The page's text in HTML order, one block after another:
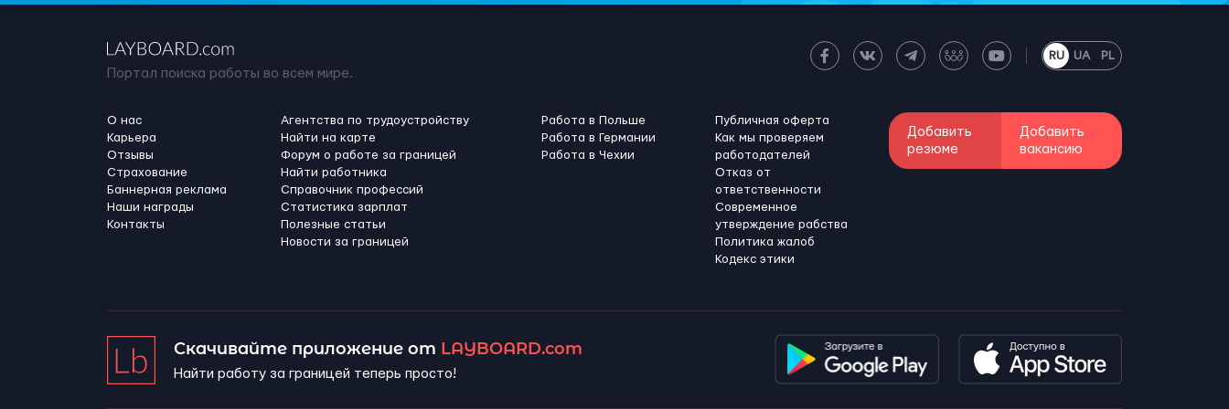
Портал поиска работы во всем мире.
RU UA PL
О нас
Карьера
Отзывы
Страхование
Баннерная реклама
Наши награды
Контакты
Агентства по трудоустройству
Найти на карте
Форум о работе за границей
Найти работника
Справочник профессий
Статистика зарплат
Полезные статьи
Новости за границей
Работа в Польше
Работа в Германии
Работа в Чехии
Публичная оферта
Как мы проверяем
работодателей
Отказ от
ответственности
Современное
утверждение рабства
Политика жалоб
Кодекс этики
Добавить
резюме
Добавить
вакансию
Скачивайте приложение от LAYBOARD.com
Найти работу за границей теперь просто!